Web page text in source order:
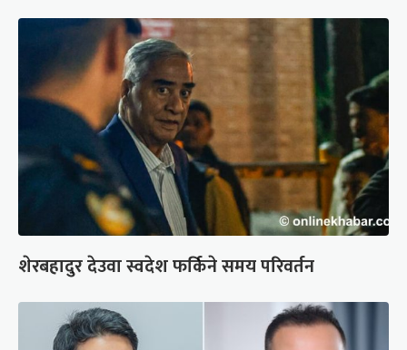
शेरबहादुर देउवा स्वदेश फर्किने समय परिवर्तन